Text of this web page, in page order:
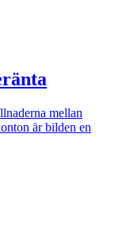
mellan
är bilden en